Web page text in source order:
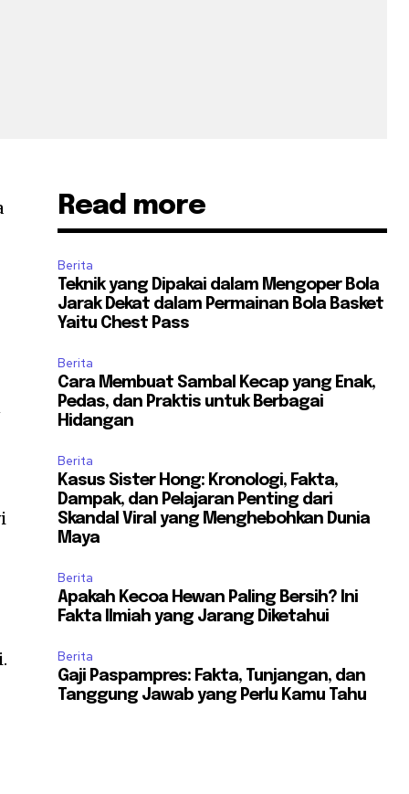
Read more
Berita
Teknik yang Dipakai dalam Mengoper Bola
Jarak Dekat dalam Permainan Bola Basket
Yaitu Chest Pass
Berita
Cara Membuat Sambal Kecap yang Enak,
Pedas, dan Praktis untuk Berbagai
Hidangan
Berita
Kasus Sister Hong: Kronologi, Fakta,
Dampak, dan Pelajaran Penting dari
Skandal Viral yang Menghebohkan Dunia
Maya
Berita
Apakah Kecoa Hewan Paling Bersih? Ini
Fakta Ilmiah yang Jarang Diketahui
Berita
Gaji Paspampres: Fakta, Tunjangan, dan
Tanggung Jawab yang Perlu Kamu Tahu